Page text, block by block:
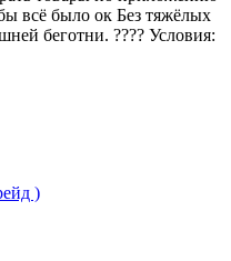
всё было ок Без тяжёлых
беготни. ???? Условия:
)